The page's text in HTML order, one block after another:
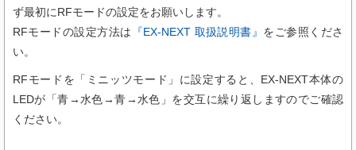
ず最初にRFモードの設定をお願いします。
RFモードの設定方法は 『EX-NEXT 取扱説明書』 をご参照くださ
い。
RFモードを「ミニッツモード」に設定すると、EX-NEXT本体の
LEDが「青→水色→青→水色」を交互に繰り返しますのでご確認
ください。